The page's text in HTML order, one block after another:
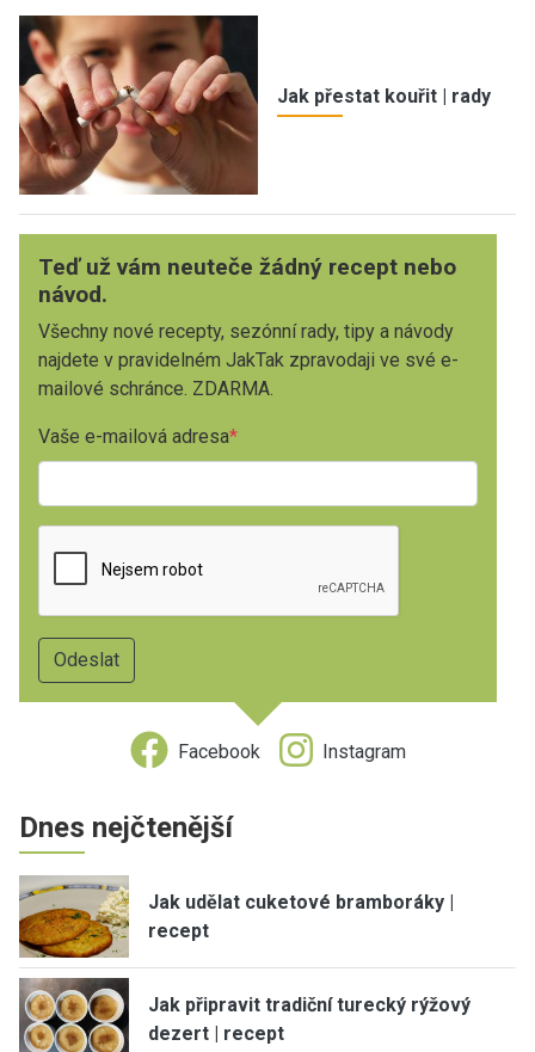
Jak přestat kouřit | rady
Teď už vám neuteče žádný recept nebo
návod.
Všechny nové recepty, sezónní rady, tipy a návody
najdete v pravidelném JakTak zpravodaji ve své e-
mailové schránce. ZDARMA.
Vaše e-mailová adresa
Facebook Instagram
Dnes nejčtenější
Jak udělat cuketové bramboráky |
recept
Jak připravit tradiční turecký rýžový
dezert | recept